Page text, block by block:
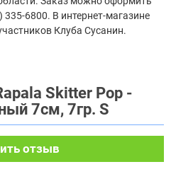
335-6800. В интернет-магазине
Клуба Сусанин.
Skitter Pop -
7см, 7гр. S
отзыв